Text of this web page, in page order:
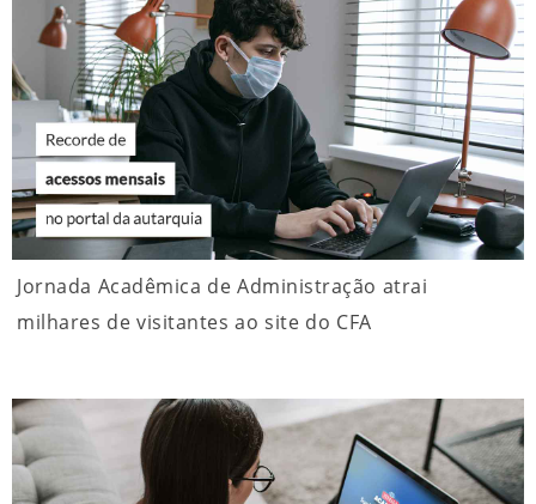
Jornada Acadêmica de Administração atrai
milhares de visitantes ao site do CFA